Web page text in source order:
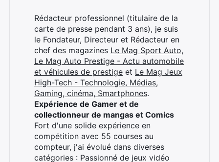
Rédacteur professionnel (titulaire de la
carte de presse pendant 3 ans), je suis
le Fondateur, Directeur et Rédacteur en
chef des magazines Le Mag Sport Auto,
Le Mag Auto Prestige - Actu automobile
et véhicules de prestige et Le Mag Jeux
High-Tech - Technologie, Médias,
Gaming, cinéma, Smartphones.
Expérience de Gamer et de
collectionneur de mangas et Comics
Fort d'une solide expérience en
compétition avec 55 courses au
compteur, j'ai évolué dans diverses
catégories : Passionné de jeux vidéo